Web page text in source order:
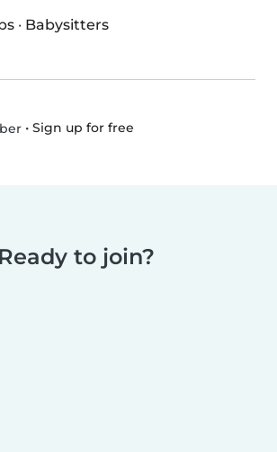
· Babysitters
• Sign up for free
Ready to join?